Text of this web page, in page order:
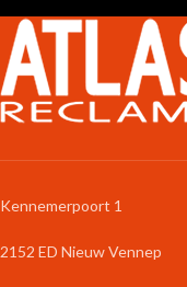
Kennemerpoort 1
2152 ED Nieuw Vennep